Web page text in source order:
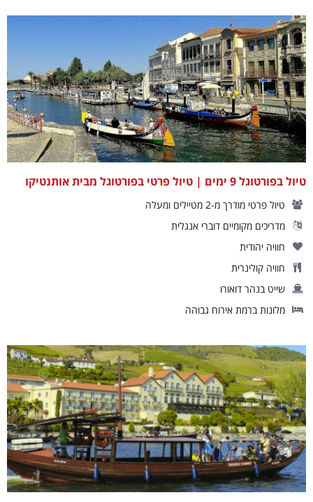
טיול בפורטוגל 9 ימים | טיול פרטי בפורטוגל מבית אותנטיקו
טיול פרטי מודרך מ-2 מטיילים ומעלה
מדריכים מקומיים דוברי אנגלית
חוויה יהודית
חוויה קולינרית
שייט בנהר דואורו
מלונות ברמת אירוח גבוהה